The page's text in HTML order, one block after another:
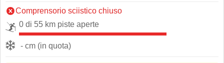
Comprensorio sciistico chiuso
0 di 55 km piste aperte
- cm (in quota)